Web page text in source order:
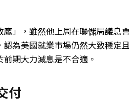
」，雖然他上周在聯儲局議息
為美國就業市場仍然大致穩定
期大力減息是不合適。
付